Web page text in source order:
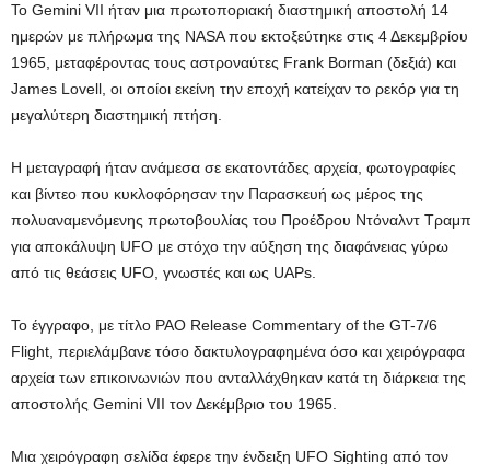
Το Gemini VII ήταν μια πρωτοποριακή διαστημική αποστολή 14
ημερών με πλήρωμα της NASA που εκτοξεύτηκε στις 4 Δεκεμβρίου
1965, μεταφέροντας τους αστροναύτες Frank Borman (δεξιά) και
James Lovell, οι οποίοι εκείνη την εποχή κατείχαν το ρεκόρ για τη
μεγαλύτερη διαστημική πτήση.
Η μεταγραφή ήταν ανάμεσα σε εκατοντάδες αρχεία, φωτογραφίες
και βίντεο που κυκλοφόρησαν την Παρασκευή ως μέρος της
πολυαναμενόμενης πρωτοβουλίας του Προέδρου Ντόναλντ Τραμπ
για αποκάλυψη UFO με στόχο την αύξηση της διαφάνειας γύρω
από τις θεάσεις UFO, γνωστές και ως UAPs.
Το έγγραφο, με τίτλο PAO Release Commentary of the GT-7/6
Flight, περιελάμβανε τόσο δακτυλογραφημένα όσο και χειρόγραφα
αρχεία των επικοινωνιών που ανταλλάχθηκαν κατά τη διάρκεια της
αποστολής Gemini VII τον Δεκέμβριο του 1965.
Μια χειρόγραφη σελίδα έφερε την ένδειξη UFO Sighting από τον